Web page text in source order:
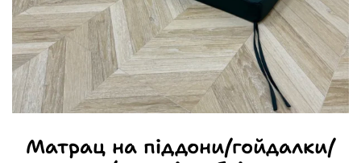
Матрац на піддони/гойдалки/